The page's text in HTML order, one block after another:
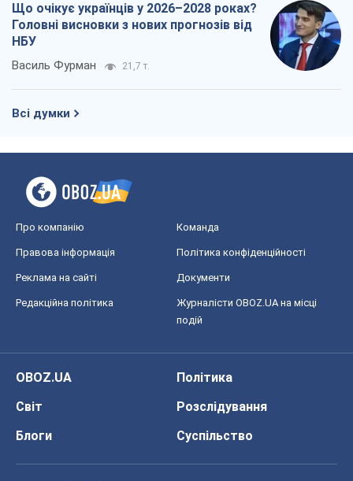
Що очікує українців у 2026–2028 роках?
Головні висновки з нових прогнозів від
НБУ
Василь Фурман 21,7 т.
Всі думки
Про компанію Команда
Правова інформація Політика конфіденційності
Реклама на сайті Документи
Редакційна політика
Журналісти OBOZ.UA на місці
подій
OBOZ.UA
Політика
Світ
Розслідування
Блоги
Суспільство